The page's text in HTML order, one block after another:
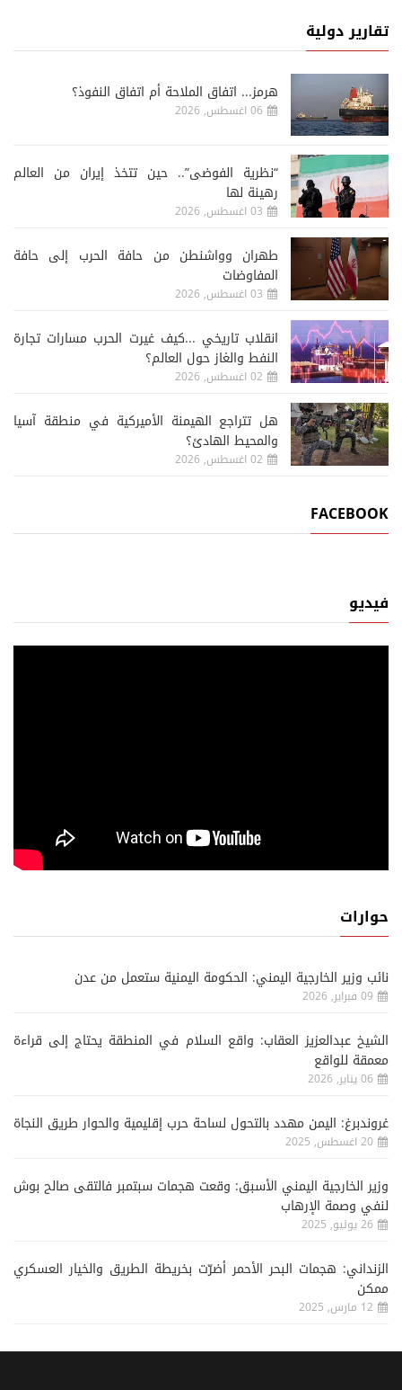
تقارير دولية
هرمز... اتفاق الملاحة أم اتفاق النفوذ؟
06 اغسطس, 2026
“نظرية الفوضى”.. حين تتخذ إيران من العالم
رهينة لها
03 اغسطس, 2026
طهران وواشنطن من حافة الحرب إلى حافة
المفاوضات
03 اغسطس, 2026
انقلاب تاريخي ...كيف غيرت الحرب مسارات تجارة
النفط والغاز حول العالم؟
02 اغسطس, 2026
هل تتراجع الهيمنة الأميركية في منطقة آسيا
والمحيط الهادئ؟
02 اغسطس, 2026
FACEBOOK
فيديو
حوارات
نائب وزير الخارجية اليمني: الحكومة اليمنية ستعمل من عدن
09 فبراير, 2026
الشيخ عبدالعزيز العقاب: واقع السلام في المنطقة يحتاج إلى قراءة
معمقة للواقع
06 يناير, 2026
غروندبرغ: اليمن مهدد بالتحول لساحة حرب إقليمية والحوار طريق النجاة
20 اغسطس, 2025
وزير الخارجية اليمني الأسبق: وقعت هجمات سبتمبر فالتقى صالح بوش
لنفي وصمة الإرهاب
26 يوليو, 2025
الزنداني: هجمات البحر الأحمر أضرّت بخريطة الطريق والخيار العسكري
ممكن
12 مارس, 2025